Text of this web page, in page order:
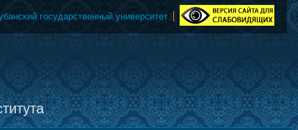
государственный университет